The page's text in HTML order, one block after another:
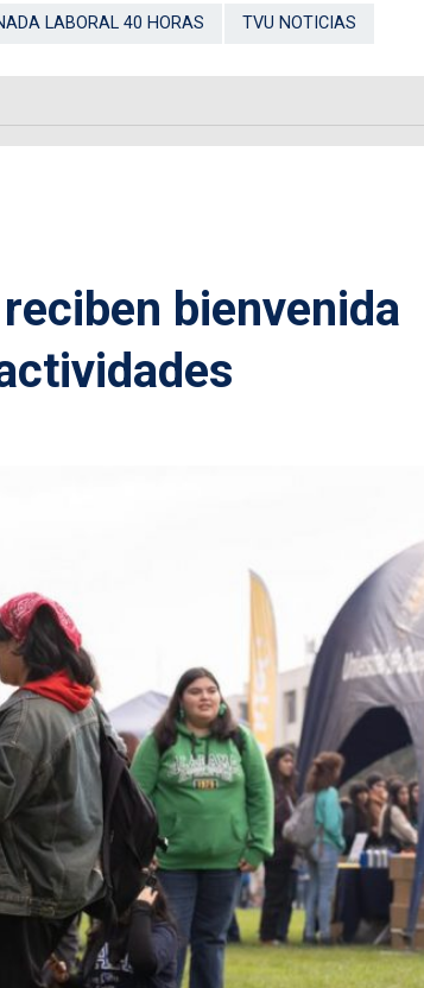
LABORAL 40 HORAS TVU NOTICIAS
bienvenida